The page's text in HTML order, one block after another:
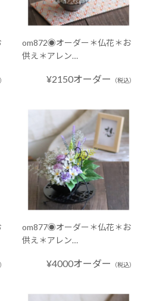
om872◉オーダー＊仏花＊お
供え＊アレン…
¥2150オーダー （税込）
om877◉オーダー＊仏花＊お
供え＊アレン…
¥4000オーダー （税込）